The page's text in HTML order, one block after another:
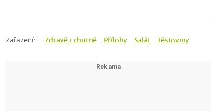
Zařazení: Zdravě i chutně Přílohy Salát Těstoviny